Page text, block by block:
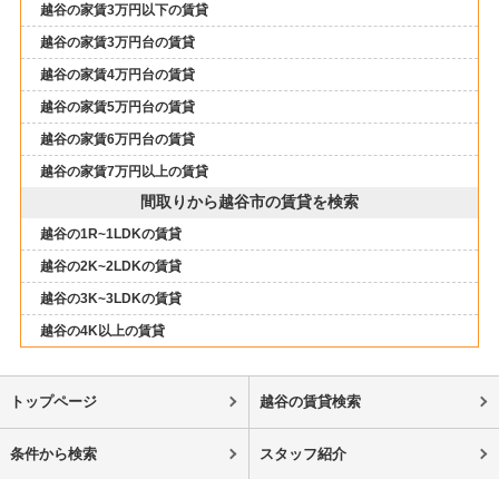
越谷の家賃3万円以下の賃貸
越谷の家賃3万円台の賃貸
越谷の家賃4万円台の賃貸
越谷の家賃5万円台の賃貸
越谷の家賃6万円台の賃貸
越谷の家賃7万円以上の賃貸
間取りから越谷市の賃貸を検索
越谷の1R~1LDKの賃貸
越谷の2K~2LDKの賃貸
越谷の3K~3LDKの賃貸
越谷の4K以上の賃貸
トップページ 越谷の賃貸検索
条件から検索 スタッフ紹介